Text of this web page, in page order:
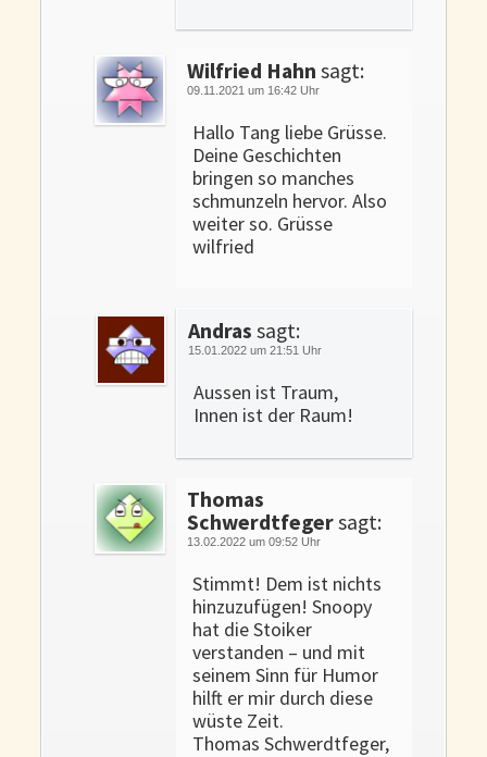
Wilfried Hahn sagt:
09.11.2021 um 16:42 Uhr
Hallo Tang liebe Grüsse.
Deine Geschichten
bringen so manches
schmunzeln hervor. Also
weiter so. Grüsse
wilfried
Andras sagt:
15.01.2022 um 21:51 Uhr
Aussen ist Traum,
Innen ist der Raum!
Thomas
Schwerdtfegersagt:
13.02.2022 um 09:52 Uhr
Stimmt! Dem ist nichts
hinzuzufügen! Snoopy
hat die Stoiker
verstanden – und mit
seinem Sinn für Humor
hilft er mir durch diese
wüste Zeit.
Thomas Schwerdtfeger,